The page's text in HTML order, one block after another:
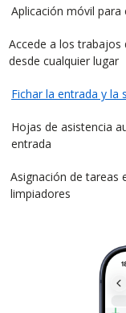
Aplicación móvil para
Accede a los trabajos
desde cualquier lugar
Fichar la entrada y la
Hojas de asistencia
entrada
Asignación de tareas
limpiadores